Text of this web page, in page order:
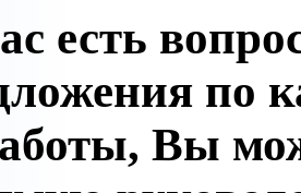
есть
по
Вы